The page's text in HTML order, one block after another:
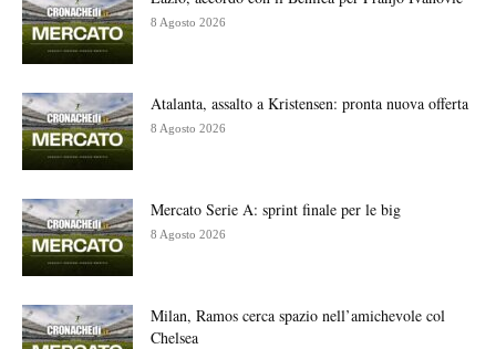
8 Agosto 2026
Atalanta, assalto a Kristensen: pronta nuova offerta
8 Agosto 2026
Mercato Serie A: sprint finale per le big
8 Agosto 2026
Milan, Ramos cerca spazio nell’amichevole col
Chelsea